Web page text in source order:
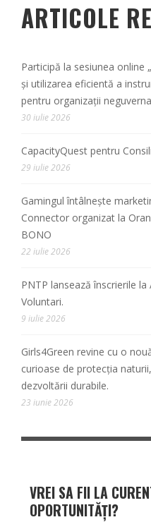
ARTICOLE
Participă la sesiunea online
și utilizarea eficientă a
pentru organizații
30 iulie 2026
CapacityQuest pentru
29 iulie 2026
Gamingul întâlnește
Connector organizat la
BONO
22 iulie 2026
PNTP lansează înscrierile
Voluntari.
9 iulie 2026
Girls4Green revine cu o
curioase de protecția
dezvoltării durabile.
23 iunie 2026
VREI SA FII LA
OPORTUNITĂȚI?